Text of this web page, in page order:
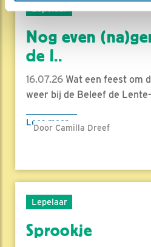
Nog even
de l..
16.07.26 Wat een feest om
weer bij de Beleef de
Lees meer
Door Camilla Dreef
Lepelaar
Sprookje